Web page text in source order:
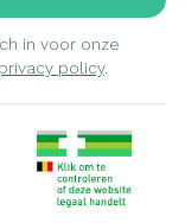
in voor onze
privacy policy.